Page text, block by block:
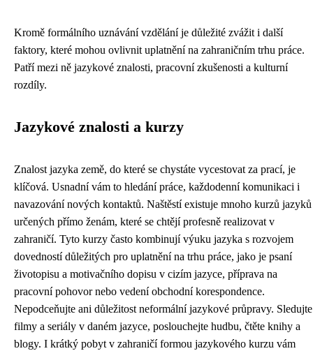
Kromě formálního uznávání vzdělání je důležité zvážit i další
faktory, které mohou ovlivnit uplatnění na zahraničním trhu práce.
Patří mezi ně jazykové znalosti, pracovní zkušenosti a kulturní
rozdíly.
Jazykové znalosti a kurzy
Znalost jazyka země, do které se chystáte vycestovat za prací, je
klíčová. Usnadní vám to hledání práce, každodenní komunikaci i
navazování nových kontaktů. Naštěstí existuje mnoho kurzů jazyků
určených přímo ženám, které se chtějí profesně realizovat v
zahraničí. Tyto kurzy často kombinují výuku jazyka s rozvojem
dovedností důležitých pro uplatnění na trhu práce, jako je psaní
životopisu a motivačního dopisu v cizím jazyce, příprava na
pracovní pohovor nebo vedení obchodní korespondence.
Nepodceňujte ani důležitost neformální jazykové průpravy. Sledujte
filmy a seriály v daném jazyce, poslouchejte hudbu, čtěte knihy a
blogy. I krátký pobyt v zahraničí formou jazykového kurzu vám